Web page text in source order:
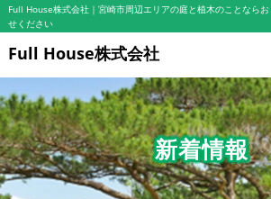
Full House株式会社｜宮崎市周辺エリアの庭と植木のことならお
せください
Full House株式会社
新着情報